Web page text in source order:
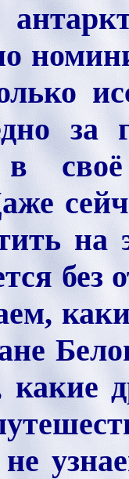
за
на
без